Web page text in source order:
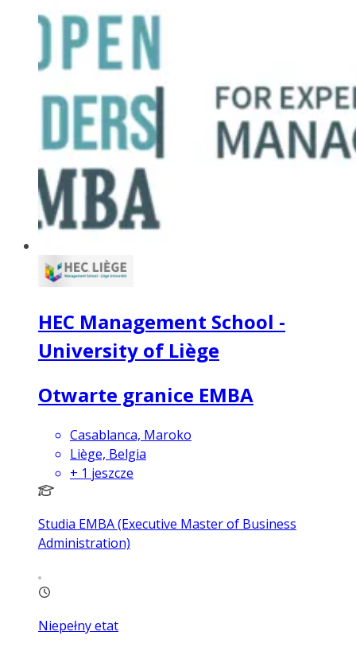
HEC Management School -
University of Liège
Otwarte granice EMBA
Casablanca, Maroko
Liège, Belgia
+ 1 jeszcze
Studia EMBA (Executive Master of Business
Administration)
Niepełny etat